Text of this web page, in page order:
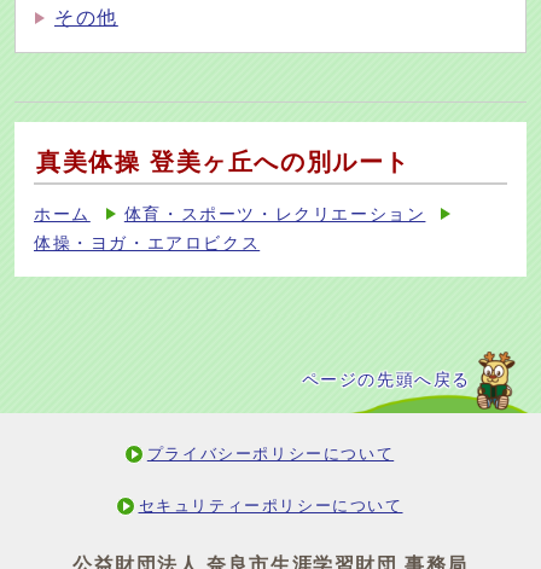
その他
真美体操 登美ヶ丘への別ルート
ホーム
体育・スポーツ・レクリエーション
体操・ヨガ・エアロビクス
ページの先頭へ戻る
プライバシーポリシーについて
セキュリティーポリシーについて